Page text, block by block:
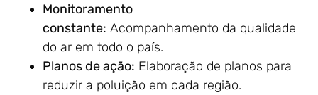
Monitoramento
constante: Acompanhamento da qualidade
do ar em todo o país.
Planos de ação: Elaboração de planos para
reduzir a poluição em cada região.